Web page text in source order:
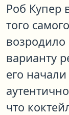
Роб Купер
того
варианту
его
что